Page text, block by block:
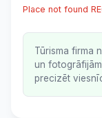
Place not found
Tūrisma firma
un
precizēt